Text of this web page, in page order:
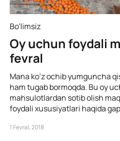
Bo'limsiz
Oy uchun foydali
fevral
Mana ko’z ochib yumguncha
ham tugab bormoqda. Bu oy
mahsulotlardan sotib olish
foydali xususiyatlari haqida
1 Fevral, 2018